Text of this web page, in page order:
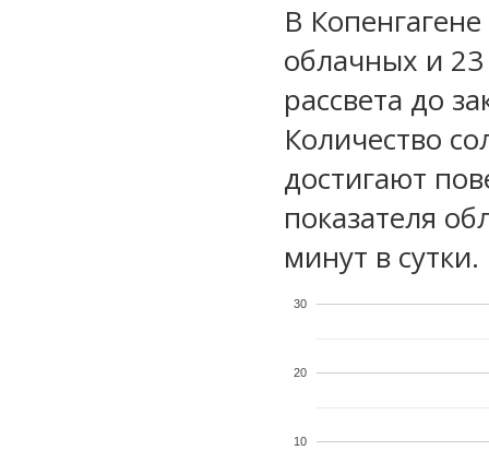
В
облачных и
рассвета до
Количество
достигают
показателя
минут в сутки.
10
20
30